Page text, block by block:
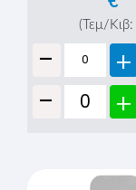
(Τεμ/Κιβ:
- +
- +